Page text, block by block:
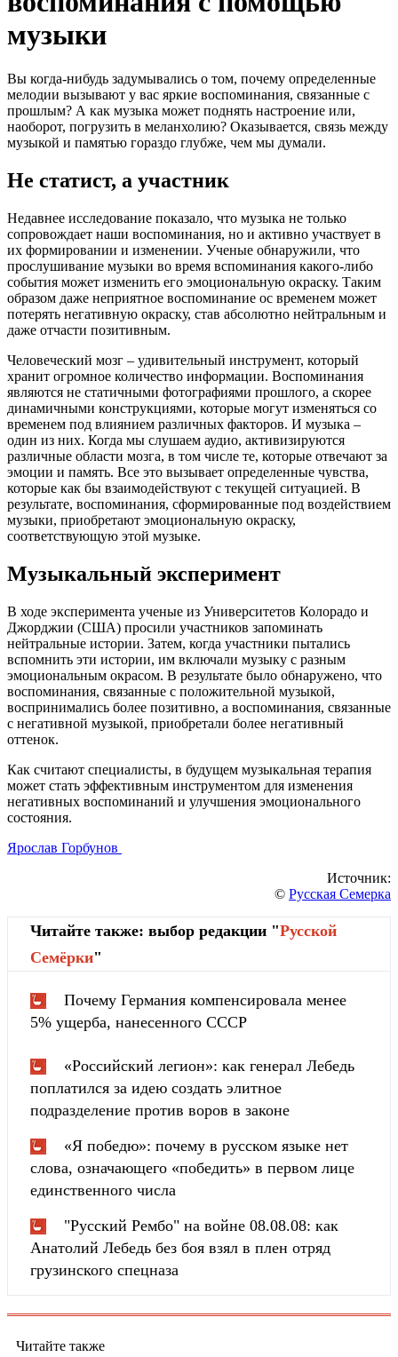
музыки
Вы когда-нибудь задумывались о том, почему определенные
мелодии вызывают у вас яркие воспоминания, связанные с
прошлым? А как музыка может поднять настроение или,
наоборот, погрузить в меланхолию? Оказывается, связь между
музыкой и памятью гораздо глубже, чем мы думали.
Не статист, а участник
Недавнее исследование показало, что музыка не только
сопровождает наши воспоминания, но и активно участвует в
их формировании и изменении. Ученые обнаружили, что
прослушивание музыки во время вспоминания какого-либо
события может изменить его эмоциональную окраску. Таким
образом даже неприятное воспоминание ос временем может
потерять негативную окраску, став абсолютно нейтральным и
даже отчасти позитивным.
Человеческий мозг – удивительный инструмент, который
хранит огромное количество информации. Воспоминания
являются не статичными фотографиями прошлого, а скорее
динамичными конструкциями, которые могут изменяться со
временем под влиянием различных факторов. И музыка –
один из них. Когда мы слушаем аудио, активизируются
различные области мозга, в том числе те, которые отвечают за
эмоции и память. Все это вызывает определенные чувства,
которые как бы взаимодействуют с текущей ситуацией. В
результате, воспоминания, сформированные под воздействием
музыки, приобретают эмоциональную окраску,
соответствующую этой музыке.
Музыкальный эксперимент
В ходе эксперимента ученые из Университетов Колорадо и
Джорджии (США) просили участников запоминать
нейтральные истории. Затем, когда участники пытались
вспомнить эти истории, им включали музыку с разным
эмоциональным окрасом. В результате было обнаружено, что
воспоминания, связанные с положительной музыкой,
воспринимались более позитивно, а воспоминания, связанные
с негативной музыкой, приобретали более негативный
оттенок.
Как считают специалисты, в будущем музыкальная терапия
может стать эффективным инструментом для изменения
негативных воспоминаний и улучшения эмоционального
состояния.
Ярослав Горбунов
Источник:
© Русская Семерка
Читайте также: выбор редакции "Русской
Cемёрки"
Почему Германия компенсировала менее
5% ущерба, нанесенного СССР
«Российский легион»: как генерал Лебедь
поплатился за идею создать элитное
подразделение против воров в законе
«Я победю»: почему в русском языке нет
слова, означающего «победить» в первом лице
единственного числа
"Русский Рембо" на войне 08.08.08: как
Анатолий Лебедь без боя взял в плен отряд
грузинского спецназа
Читайте также